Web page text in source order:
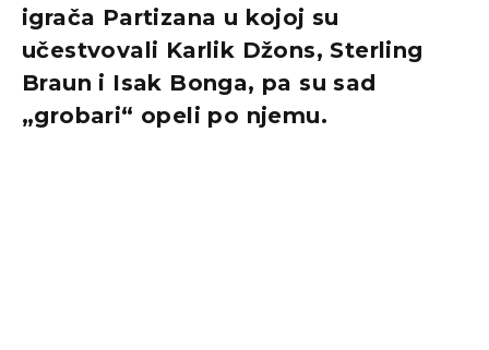
igrača Partizana u kojoj su
učestvovali Karlik Džons, Sterling
Braun i Isak Bonga, pa su sad
„grobari“ opeli po njemu.